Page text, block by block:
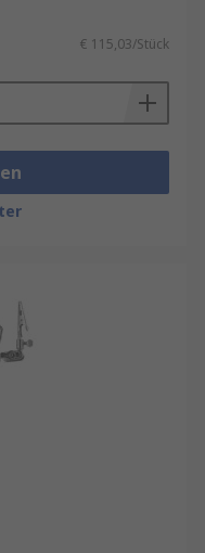
€ 115,03/Stück